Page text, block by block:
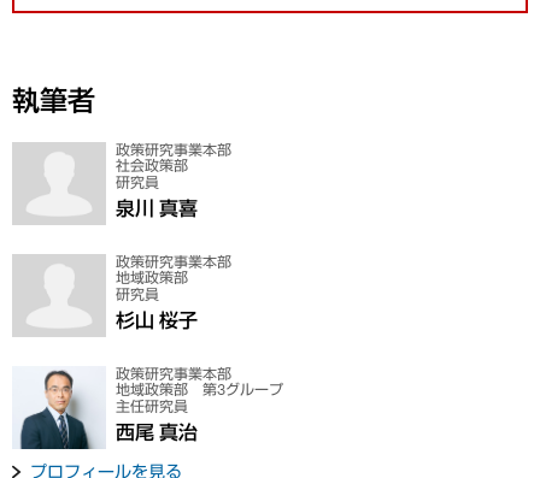
執筆者
政策研究事業本部
社会政策部
研究員
泉川 真喜
政策研究事業本部
地域政策部
研究員
杉山 桜子
政策研究事業本部
地域政策部 第3グループ
主任研究員
西尾 真治
プロフィールを見る